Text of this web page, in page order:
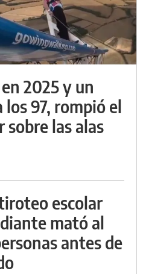
2025 y un
los 97, rompió el
sobre las alas
escolar
mató al
antes de